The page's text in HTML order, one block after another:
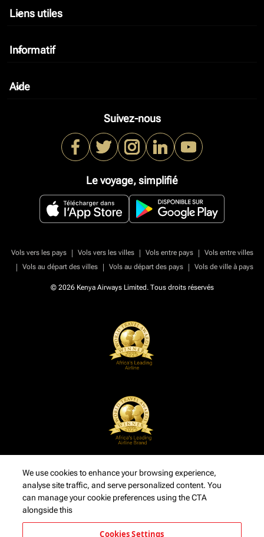
Liens utiles
keyboard_arrow_down
Informatif
keyboard_arrow_down
Aide
keyboard_arrow_down
Suivez-nous
Le voyage, simplifié
Vols vers les pays | Vols vers les villes | Vols entre pays |
Vols entre villes
|
Vols au départ des villes | Vols au départ des pays | Vols de ville à pays
© 2026 Kenya Airways Limited. Tous droits réservés
We use cookies to enhance your browsing experience,
analyse site traffic, and serve personalized content. You
can manage your cookie preferences using the CTA
alongside this
Cookies Settings